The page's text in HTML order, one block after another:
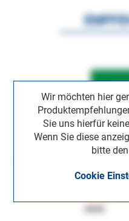
Wir möchten hier
Sie uns hierfür
Wenn Sie diese
bitte
Cookie